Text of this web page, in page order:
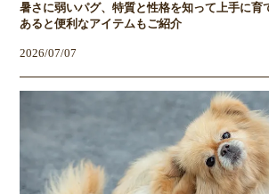
暑さに弱いパグ、特質と性格を知って上手に育
あると便利なアイテムもご紹介
2026/07/07